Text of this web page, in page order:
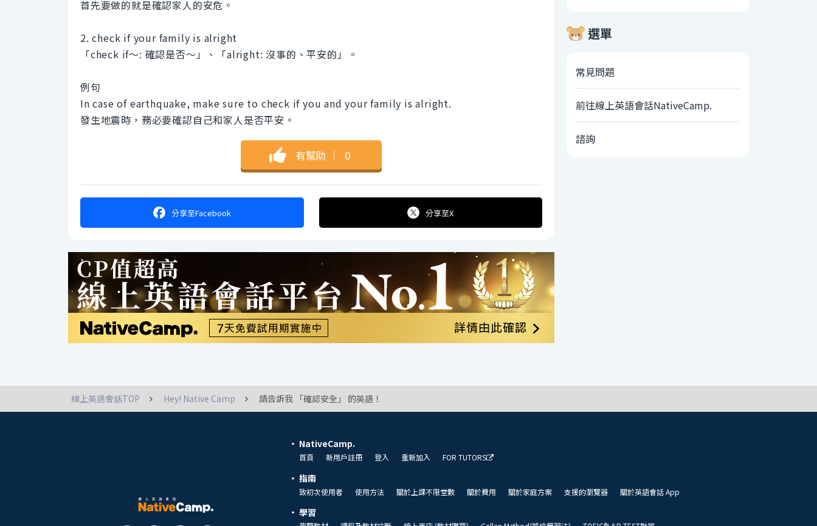
首先要做的就是確認家人的安危。
2. check if your family is alright
「check if～: 確認是否～」、「alright: 沒事的、平安的」。
例句
In case of earthquake, make sure to check if you and your family is alright.
發生地震時，務必要確認自己和家人是否平安。
有幫助 ｜ 0
分享至Facebook 分享至X
選單
常見問題
前往線上英語會話NativeCamp.
諮詢
線上英語會話TOP Hey! Native Camp 請告訴我 「確認安全」 的英語！
NativeCamp.
首頁 新用戶註冊 登入 重新加入 FOR TUTORS
指南
致初次使用者 使用方法 關於上課不限堂數 關於費用 關於家庭方案 支援的瀏覽器 關於英語會話 App
學習